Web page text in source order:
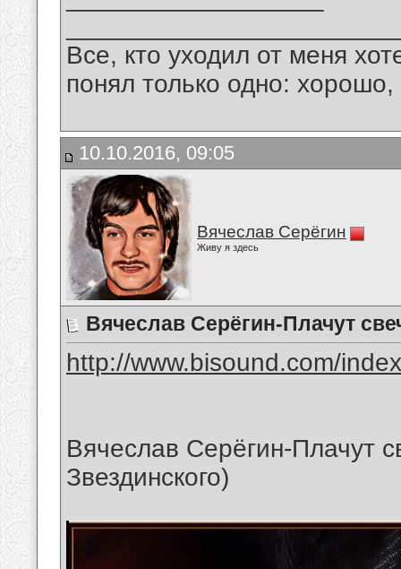
Все, кто уходил от меня
понял только одно:
10.10.2016, 09:05
Вячеслав Серёгин
Живу я здесь
Вячеслав Серёгин-Плачут
http://www.bisound.com/
Вячеслав Серёгин-Плачут
Звездинского)